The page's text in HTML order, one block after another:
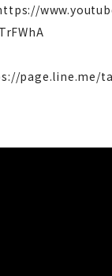
https://
page.line.me/